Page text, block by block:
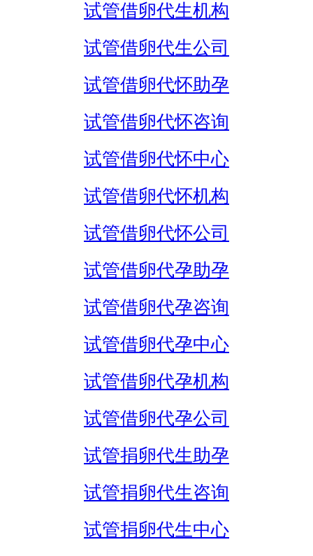
试管借卵代生机构
试管借卵代生公司
试管借卵代怀助孕
试管借卵代怀咨询
试管借卵代怀中心
试管借卵代怀机构
试管借卵代怀公司
试管借卵代孕助孕
试管借卵代孕咨询
试管借卵代孕中心
试管借卵代孕机构
试管借卵代孕公司
试管捐卵代生助孕
试管捐卵代生咨询
试管捐卵代生中心